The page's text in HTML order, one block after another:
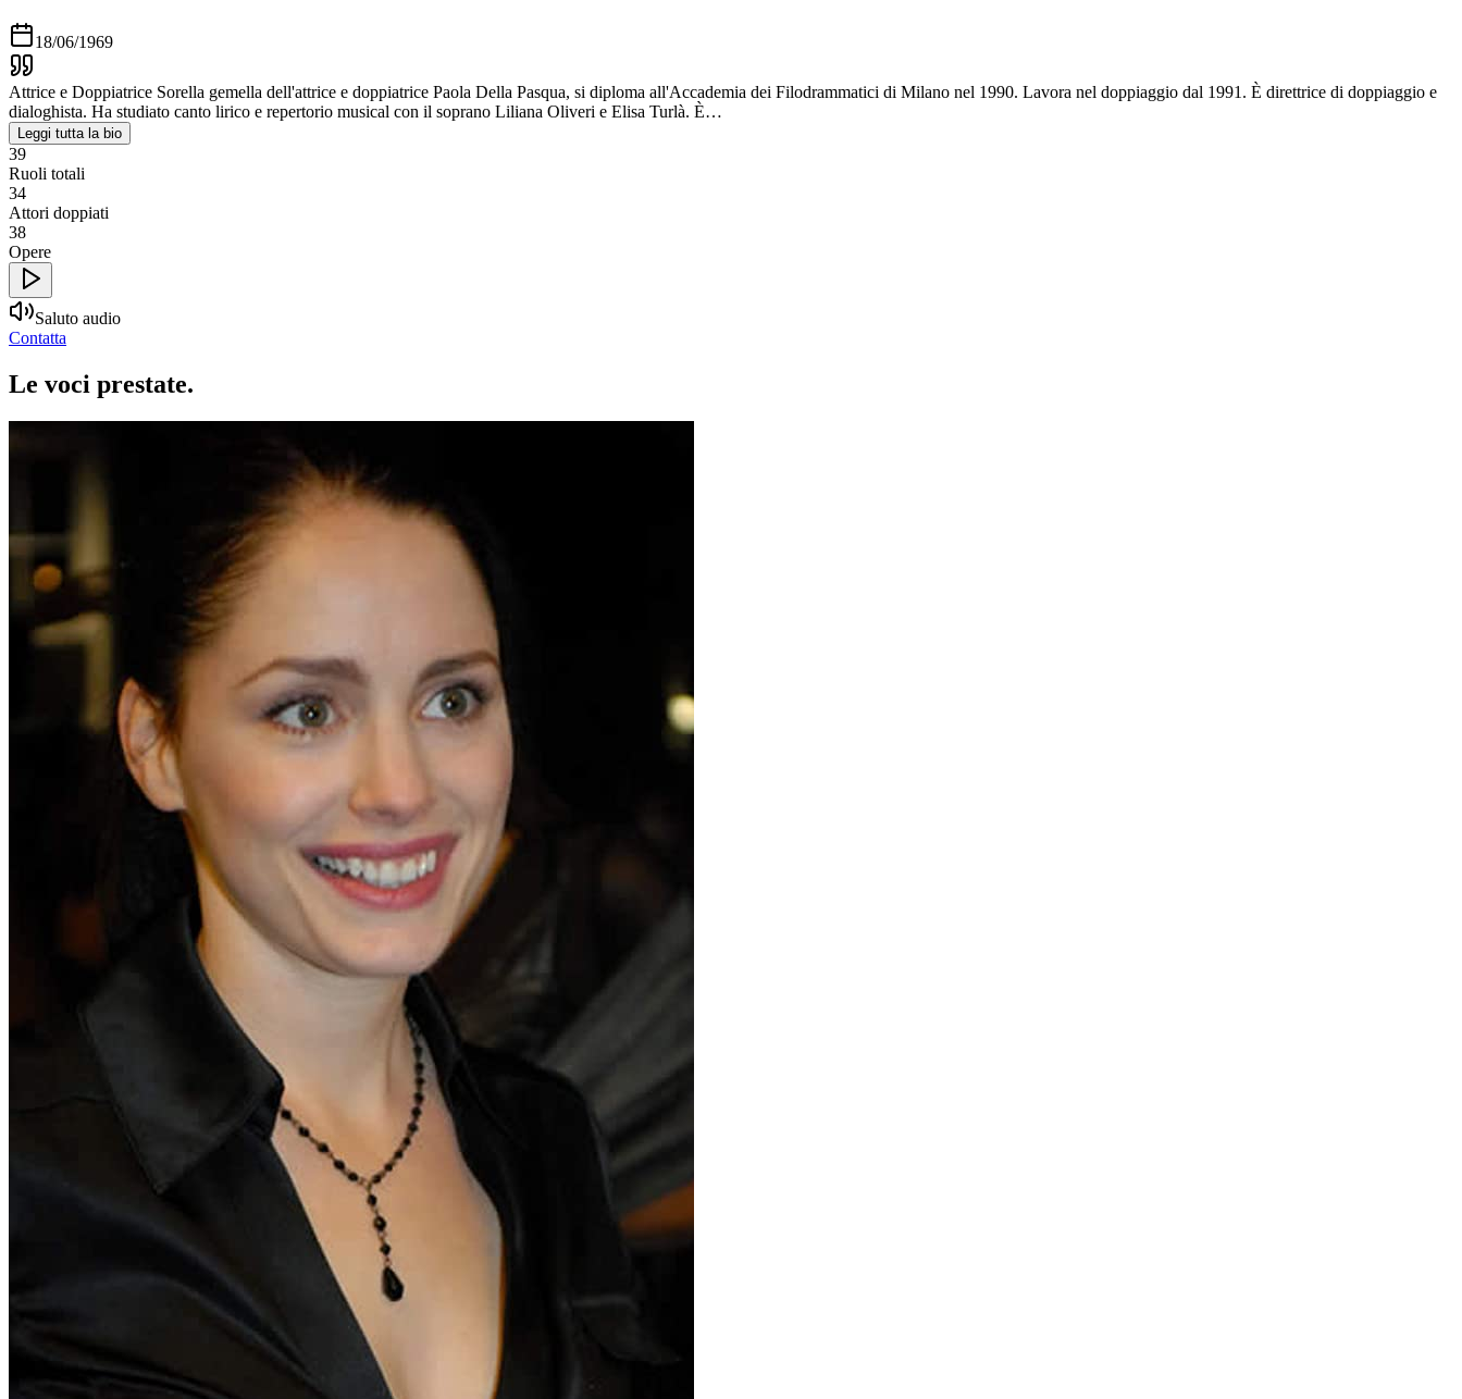
18/06/1969
Attrice e Doppiatrice Sorella gemella dell'attrice e doppiatrice Paola Della Pasqua, si diploma all'Accademia dei Filodrammatici di Milano nel 1990. Lavora nel doppiaggio dal 1991. È direttrice di doppiaggio e
dialoghista. Ha studiato canto lirico e repertorio musical con il soprano Liliana Oliveri e Elisa Turlà. È…
Leggi tutta la bio
39
Ruoli totali
34
Attori doppiati
38
Opere
Saluto audio
Contatta
Le voci prestate.